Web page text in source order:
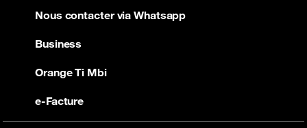
Nous contacter via Whatsapp
Business
Orange Ti Mbi
e-Facture